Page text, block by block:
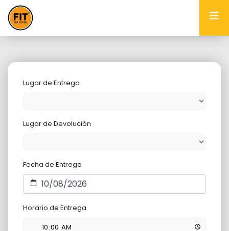
Lugar de Entrega
Lugar de Devolución
Fecha de Entrega
Horario de Entrega